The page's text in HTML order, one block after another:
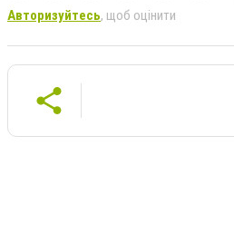
Авторизуйтесь, щоб оцінити